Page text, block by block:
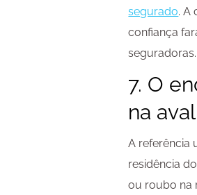
segurado. A
confiança
seguradoras.
7. O
na
A referência
residência
ou roubo na